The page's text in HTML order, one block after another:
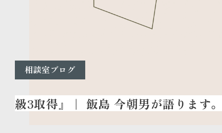
相談室ブログ